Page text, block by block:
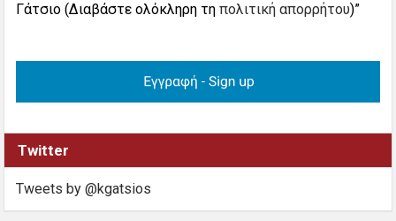
Γάτσιο (Διαβάστε ολόκληρη τηπολιτική απορρήτου)”
Twitter
Tweets by @kgatsios